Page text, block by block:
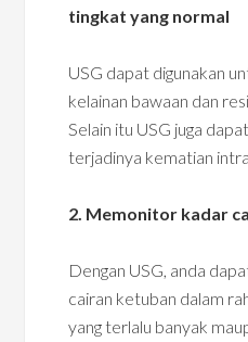
tingkat yang normal
USG dapat digunakan
kelainan bawaan dan
Selain itu USG juga
terjadinya kematian
2. Memonitor kadar
Dengan USG, anda
cairan ketuban dalam
yang terlalu banyak